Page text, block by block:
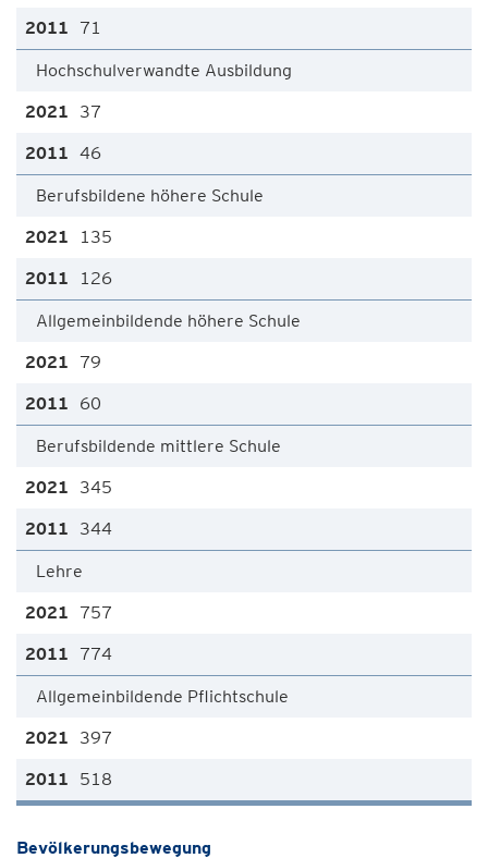
71
Hochschulverwandte Ausbildung
37
46
Berufsbildene höhere Schule
135
126
Allgemeinbildende höhere Schule
79
60
Berufsbildende mittlere Schule
345
344
Lehre
757
774
Allgemeinbildende Pflichtschule
397
518
Bevölkerungsbewegung